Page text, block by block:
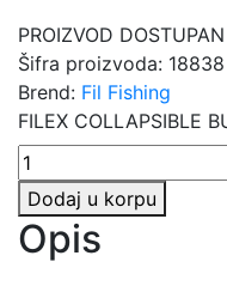
PROIZVOD
Šifra proizvoda: 18838
Brend: Fil Fishing
FILEX COLLAPSIBLE
Dodaj u korpu
Opis